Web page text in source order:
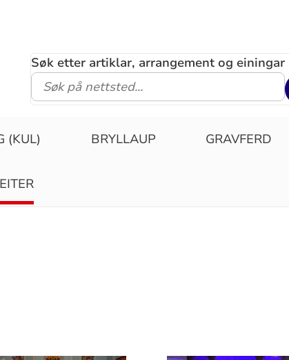
Søk etter artiklar, arrangement og einingar
(KUL) BRYLLAUP GRAVFERD